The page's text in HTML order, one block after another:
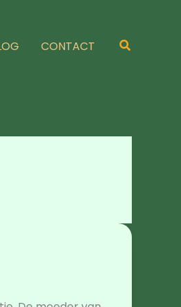
CONTACT Zoeken